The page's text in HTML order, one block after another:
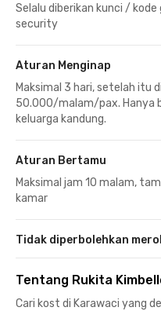
Selalu diberikan kunci /
security
Aturan Menginap
Maksimal 3 hari, setelah itu
50.000/malam/pax. Hanya
keluarga kandung.
Aturan Bertamu
Maksimal jam 10 malam,
kamar
Tidak diperbolehkan
Tentang Rukita
Cari kost di Karawaci yang